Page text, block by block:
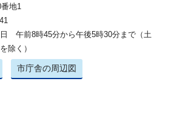
番地1
午前8時45分から午後5時30分まで（土
除く）
市庁舎の周辺図